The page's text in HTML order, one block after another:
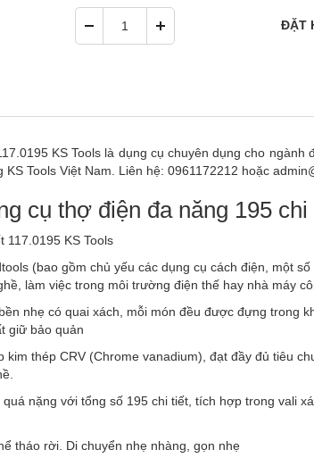
KS Tools là dụng cụ chuyên dụng cho ngành
Tools Việt Nam. Liên hệ: 0961172212 hoặc
cụ thợ điện đa năng 195 chi
(bao gồm chủ yếu các dụng cụ cách điện, một
làm việc trong môi trường điện thế hay nhà máy
nhẹ có quai xách, mỗi món đều được đựng trong
giữ bảo quản
thép CRV (Chrome vanadium), đạt đầy đủ tiêu
nặng với tổng số 195 chi tiết, tích hợp trong vali
tháo rời. Di chuyển nhẹ nhàng, gọn nhẹ